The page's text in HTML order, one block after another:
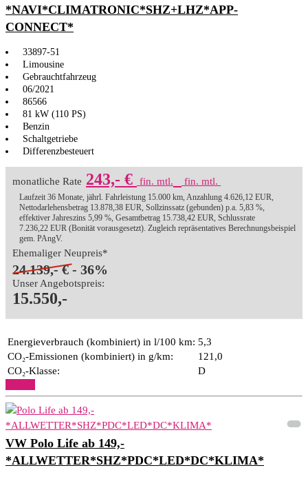
*NAVI*CLIMATRONIC*SHZ+LHZ*APP-
CONNECT*
33897-51
Limousine
Gebrauchtfahrzeug
06/2021
86566
81 kW (110 PS)
Benzin
Schaltgetriebe
Differenzbesteuert
monatliche Rate 243,- € fin. mtl. fin. mtl.
Laufzeit 36 Monate, jährl. Fahrleistung 15.000 km, Anzahlung 4.626,12 EUR,
Nettodarlehensbetrag 13.878,38 EUR, Sollzinssatz (gebunden) p.a. 5,83 %,
effektiver Jahreszins 5,99 %, Gesamtbetrag 15.738,42 EUR, Schlussrate
7.236,22 EUR (Bonität vorausgesetzt). Zugleich repräsentatives Berechnungsbeispiel
gem. PAngV.
Ehemaliger Neupreis*
24.139,- € - 36%
Unser Angebotspreis:
15.550,-
Energieverbrauch (kombiniert) in l/100 km: 5,3
CO₂-Emissionen (kombiniert) in g/km:
121,0
CO₂-Klasse:
D
VW Polo Life ab 149,-
*ALLWETTER*SHZ*PDC*LED*DC*KLIMA*